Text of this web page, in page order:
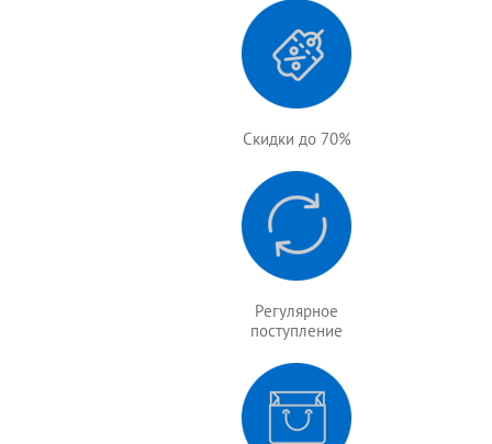
Скидки до 70%
Регулярное
поступление